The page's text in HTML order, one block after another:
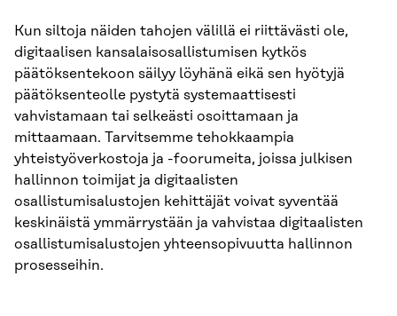
Kun siltoja näiden tahojen välillä ei riittävästi ole,
digitaalisen kansalaisosallistumisen kytkös
päätöksentekoon säilyy löyhänä eikä sen hyötyjä
päätöksenteolle pystytä systemaattisesti
vahvistamaan tai selkeästi osoittamaan ja
mittaamaan. Tarvitsemme tehokkaampia
yhteistyöverkostoja ja -foorumeita, joissa julkisen
hallinnon toimijat ja digitaalisten
osallistumisalustojen kehittäjät voivat syventää
keskinäistä ymmärrystään ja vahvistaa digitaalisten
osallistumisalustojen yhteensopivuutta hallinnon
prosesseihin.